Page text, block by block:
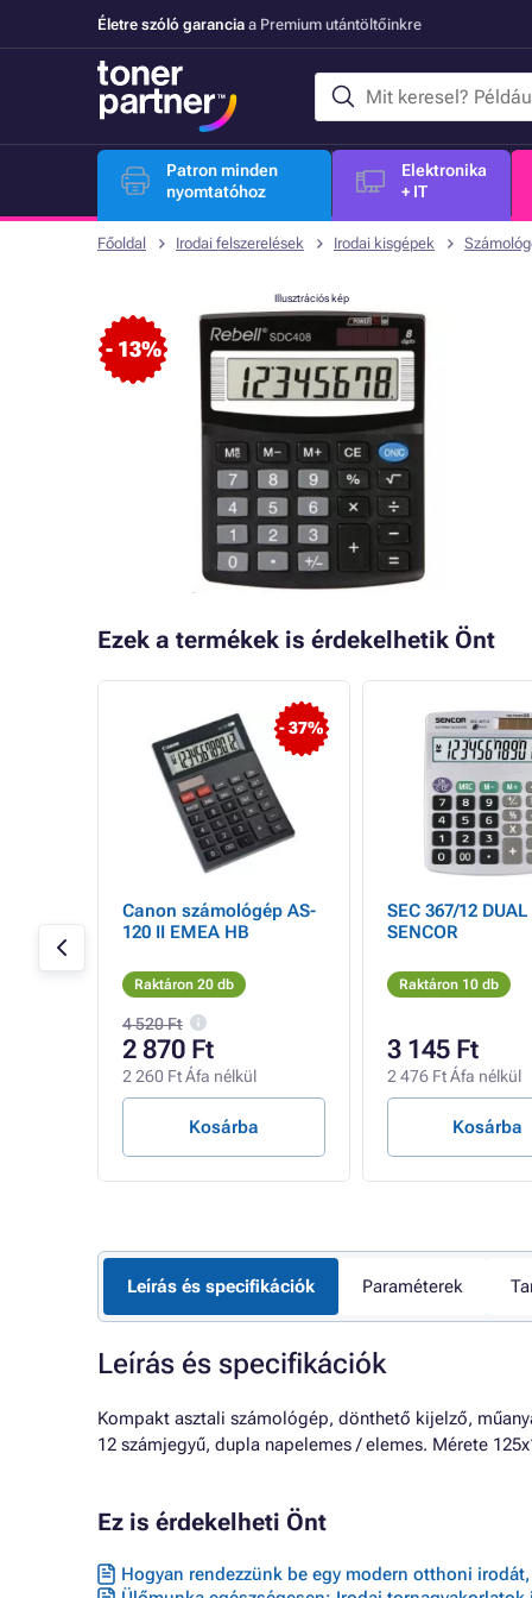
Életre szóló garancia a Premium utántöltőinkre
Patron minden
nyomtatóhoz
Elektronika
+ IT
Főoldal Irodai felszerelések Irodai kisgépek
- 13%
Illusztrációs kép
Ezek a termékek is érdekelhetik Önt
- 37%
Canon számológép AS-
120 II EMEA HB
Raktáron 20 db
4 520 Ft
2 870 Ft
2 260 Ft Áfa nélkül
Kosárba
SEC 367/12 DUAL
SENCOR
Raktáron 10 db
3 145 Ft
2 476 Ft Áfa nélkül
Kosárba
Leírás és specifikációk Paraméterek
Leírás és specifikációk
Kompakt asztali számológép, dönthető kijelző,
12 számjegyű, dupla napelemes / elemes. Mérete
Ez is érdekelheti Önt
Hogyan rendezzünk be egy modern otthoni